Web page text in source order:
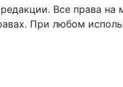
Все права
При любом